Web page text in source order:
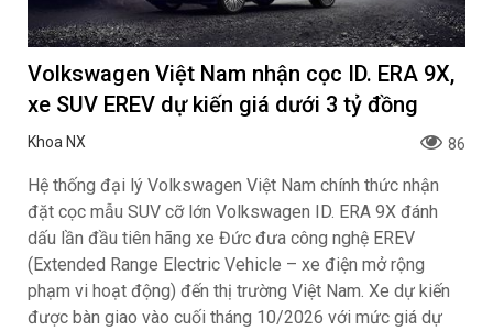
Volkswagen Việt Nam nhận cọc ID. ERA 9X,
xe SUV EREV dự kiến giá dưới 3 tỷ đồng
Khoa NX 86
Hệ thống đại lý Volkswagen Việt Nam chính thức nhận
đặt cọc mẫu SUV cỡ lớn Volkswagen ID. ERA 9X đánh
dấu lần đầu tiên hãng xe Đức đưa công nghệ EREV
(Extended Range Electric Vehicle – xe điện mở rộng
phạm vi hoạt động) đến thị trường Việt Nam. Xe dự kiến
được bàn giao vào cuối tháng 10/2026 với mức giá dự